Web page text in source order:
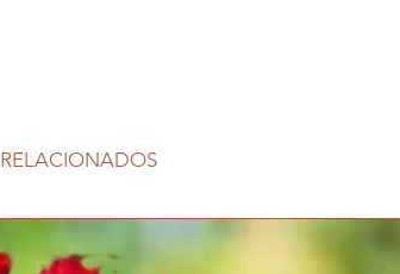
RELACIONADOS